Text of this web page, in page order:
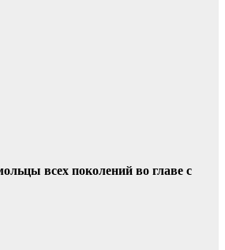
всех поколений во главе с